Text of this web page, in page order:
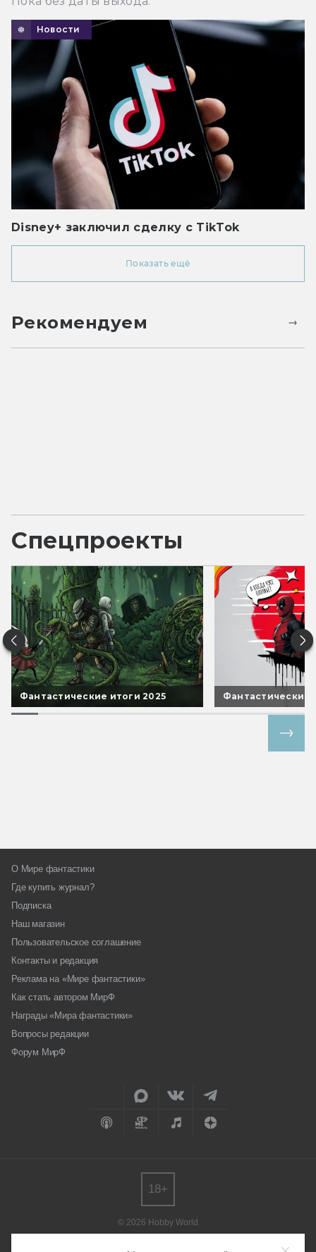
Новости
Disney+ заключил сделку с TikTok
Показать ещё
Рекомендуем
Спецпроекты
Фантастические итоги 2025 Фантастические
О Мире фантастики
Где купить журнал?
Подписка
Наш магазин
Пользовательское соглашение
Контакты и редакция
Реклама на «Мире фантастики»
Как стать автором МирФ
Награды «Мира фантастики»
Вопросы редакции
Форум МирФ
© 2026 Hobby World
18+